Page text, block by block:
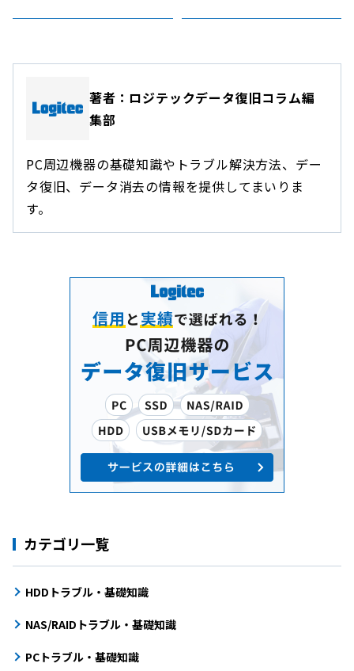
著者：ロジテックデータ復旧コラム編
集部
PC周辺機器の基礎知識やトラブル解決方法、デー
タ復旧、データ消去の情報を提供してまいりま
す。
カテゴリ一覧
HDDトラブル・基礎知識
NAS/RAIDトラブル・基礎知識
PCトラブル・基礎知識